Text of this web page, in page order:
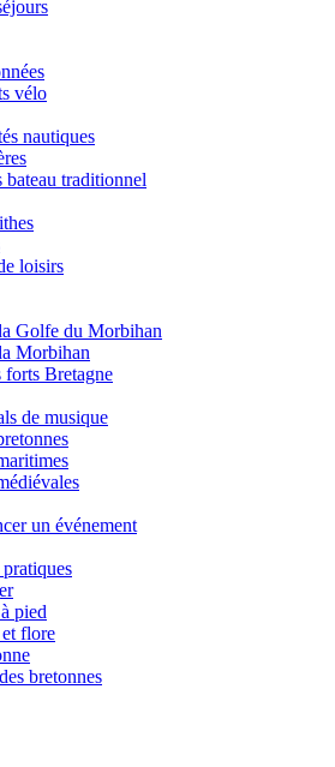
vélo
nautiques
bateau traditionnel
loisirs
Golfe du Morbihan
Morbihan
forts Bretagne
de musique
un événement
pied
flore
bretonnes